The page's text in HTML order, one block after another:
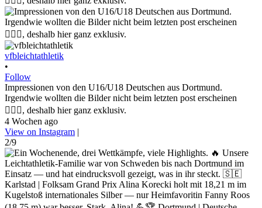
vfbleichtathletik
•
Follow
Impressionen von den U16/U18 Deutschen aus Dortmund.
Irgendwie wollten die Bilder nicht beim letzten post erscheinen
🤷🏼‍♀️, deshalb hier ganz exklusiv.
4 Wochen ago
View on Instagram |
2/9